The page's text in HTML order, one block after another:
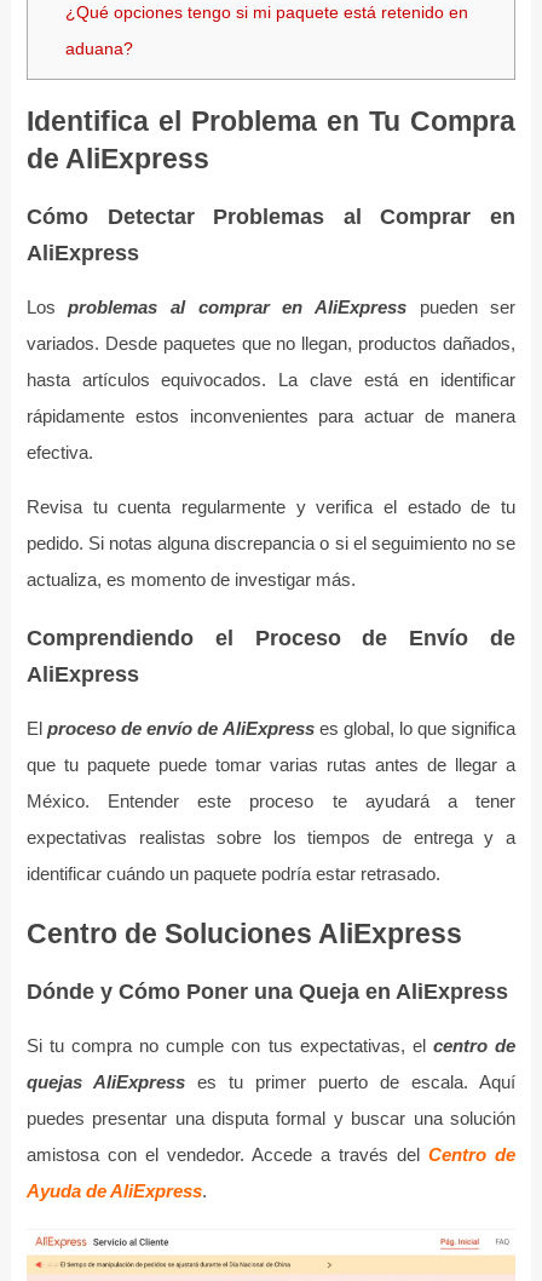
¿Qué opciones tengo si mi paquete está retenido en
aduana?
Identifica el Problema en Tu Compra
de AliExpress
Cómo Detectar Problemas al Comprar en
AliExpress
Losproblemas al comprar en AliExpresspueden ser
variados. Desde paquetes que no llegan, productos dañados,
hasta artículos equivocados. La clave está en identificar
rápidamente estos inconvenientes para actuar de manera
efectiva.
Revisa tu cuenta regularmente y verifica el estado de tu
pedido. Si notas alguna discrepancia o si el seguimiento no se
actualiza, es momento de investigar más.
Comprendiendo el Proceso de Envío de
AliExpress
El proceso de envío de AliExpresses global, lo que significa
que tu paquete puede tomar varias rutas antes de llegar a
México. Entender este proceso te ayudará a tener
expectativas realistas sobre los tiempos de entrega y a
identificar cuándo un paquete podría estar retrasado.
Centro de Soluciones AliExpress
Dónde y Cómo Poner una Queja en AliExpress
Si tu compra no cumple con tus expectativas, elcentro de
quejas AliExpresses tu primer puerto de escala. Aquí
puedes presentar una disputa formal y buscar una solución
amistosa con el vendedor. Accede a través delCentro de
Ayuda de AliExpress.